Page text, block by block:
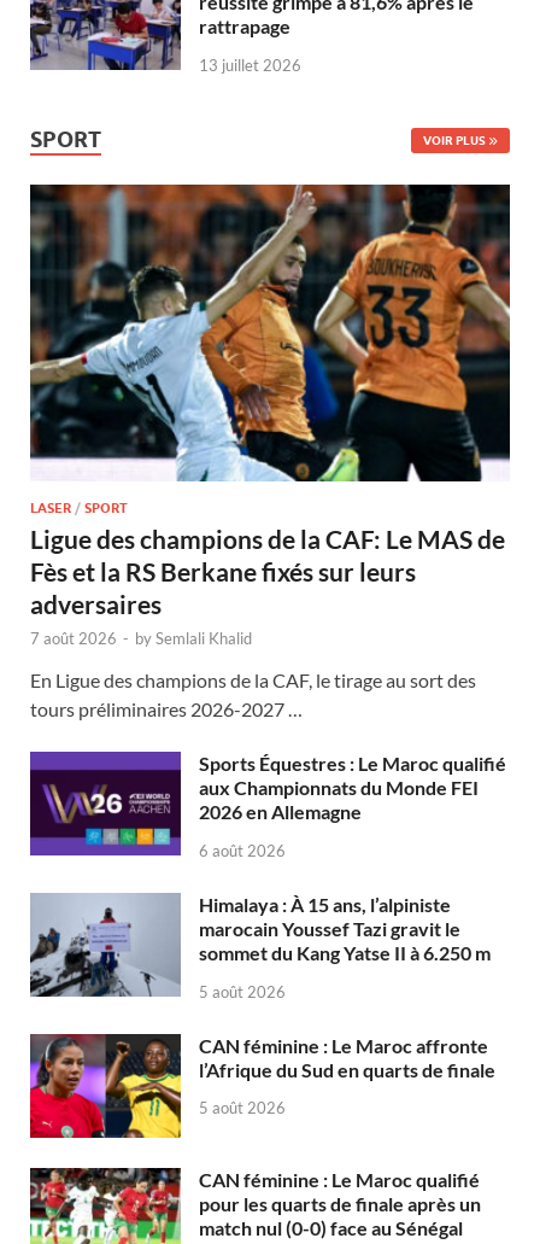
rattrapage
13 juillet 2026
SPORT VOIR PLUS
LASER / SPORT
Ligue des champions de la CAF: Le MAS de
Fès et la RS Berkane fixés sur leurs
adversaires
7 août 2026 - bySemlali Khalid
En Ligue des champions de la CAF, le tirage au sort des
tours préliminaires 2026-2027 …
Sports Équestres : Le Maroc qualifié
aux Championnats du Monde FEI
2026 en Allemagne
6 août 2026
Himalaya : À 15 ans, l’alpiniste
marocain Youssef Tazi gravit le
sommet du Kang Yatse II à 6.250 m
5 août 2026
CAN féminine : Le Maroc affronte
l’Afrique du Sud en quarts de finale
5 août 2026
CAN féminine : Le Maroc qualifié
pour les quarts de finale après un
match nul (0-0) face au Sénégal